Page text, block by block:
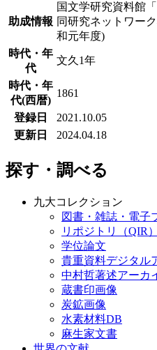
助成情報
国文学研究資料館
同研究ネットワー
和元年度)
時代・年
代
文久1年
時代・年
代(西暦)
1861
登録日
2021.10.05
更新日
2024.04.18
探す・調べる
九大コレクション
図書・雑誌・電子
リポジトリ（QIR）
学位論文
貴重資料デジタル
中村哲著述アーカ
蔵書印画像
炭鉱画像
水素材料DB
麻生家文書